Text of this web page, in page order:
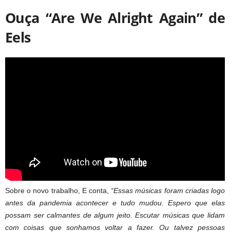
Ouça “Are We Alright Again” de
Eels
Sobre o novo trabalho, E conta, “Essas músicas foram criadas logo
antes da pandemia acontecer e tudo mudou. Espero que elas
possam ser calmantes de algum jeito. Escutar músicas que lidam
com coisas que sonhamos voltar a fazer. Ou talvez pessoas